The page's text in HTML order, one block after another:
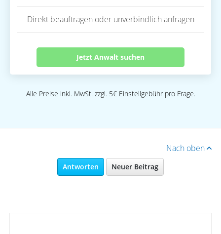
Direkt beauftragen oder unverbindlich anfragen
Jetzt Anwalt suchen
Alle Preise inkl. MwSt. zzgl. 5€ Einstellgebühr pro Frage.
Nach oben
Antworten Neuer Beitrag